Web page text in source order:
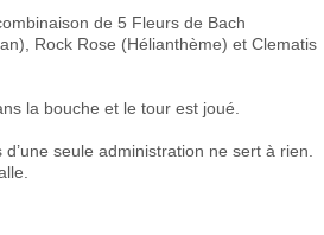
de 5 Fleurs de Bach
Rock Rose (Hélianthème) et Clematis
la bouche et le tour est joué.
seule administration ne sert à rien.